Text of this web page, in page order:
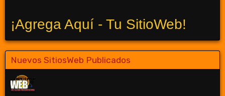
¡Agrega Aquí - Tu SitioWeb!
Nuevos SitiosWeb Publicados